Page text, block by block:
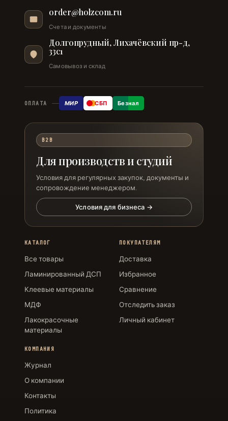
order@holzcom.ru
Счета и документы
Долгопрудный, Лихачёвский пр-д,
33с1
Самовывоз и склад
ОПЛАТА МИР СБП Безнал
B2B
Для производств и студий
Условия для регулярных закупок, документы и
сопровождение менеджером.
Условия для бизнеса →
КАТАЛОГ
Все товары
Ламинированный ДСП
Клеевые материалы
МДФ
Лакокрасочные
материалы
ПОКУПАТЕЛЯМ
Доставка
Избранное
Сравнение
Отследить заказ
Личный кабинет
КОМПАНИЯ
Журнал
О компании
Контакты
Политика